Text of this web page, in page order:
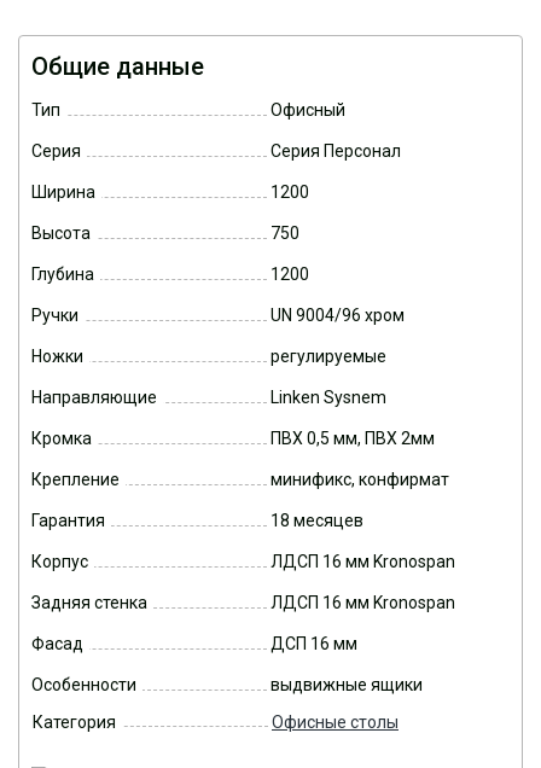
Общие данные
Тип Офисный
Серия Серия Персонал
Ширина 1200
Высота 750
Глубина 1200
Ручки UN 9004/96 хром
Ножки регулируемые
Направляющие Linken Sysnem
Кромка ПВХ 0,5 мм, ПВХ 2мм
Крепление минификс, конфирмат
Гарантия 18 месяцев
Корпус ЛДСП 16 мм Kronospan
Задняя стенка ЛДСП 16 мм Kronospan
Фасад ДСП 16 мм
Особенности
выдвижные ящики
Категория
Офисные столы